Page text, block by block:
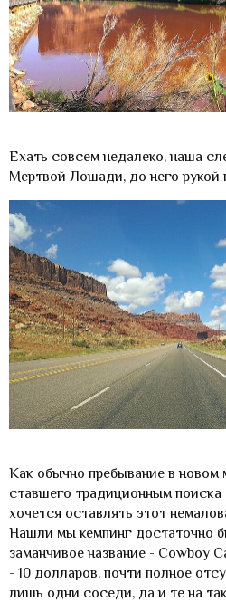
Ехать совсем недалеко, наша
Мертвой Лошади, до него рукой
Как обычно пребывание в новом
ставшего традиционным
хочется оставлять этот
Нашли мы кемпинг достаточно
заманчивое название - Cowboy
- 10 долларов, почти полное
лишь одни соседи, да и те на